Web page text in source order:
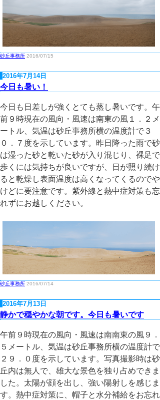
砂丘事務所 2016/07/15
2016年7月14日
今日も暑い！
今日も日差しが強くとても蒸し暑いです。午
前９時現在の風向・風速は南東の風１．２メ
ートル、気温は砂丘事務所横の温度計で３
０．７度を示しています。昨日降った雨で砂
は湿った砂と乾いた砂が入り混じり、裸足で
歩くには気持ちが良いですが、日が照り続け
ると乾燥し表面温度は高くなってくるのでや
けどに要注意です。紫外線と熱中症対策も忘
れずにお越しください。
砂丘事務所 2016/07/14
2016年7月13日
静かで穏やかな朝です。今日も暑いです
午前９時現在の風向・風速は南南東の風９．
５メートル、気温は砂丘事務所横の温度計で
２９．０度を示しています。写真撮影時は砂
丘内は無人で、雄大な景色を独り占めできま
した。太陽が顔を出し、強い陽射しを感じま
す。熱中症対策に、帽子と水分補給をお忘れ